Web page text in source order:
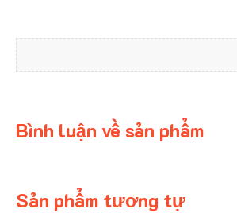
Bình luận về sản phẩm
Sản phẩm tương tự